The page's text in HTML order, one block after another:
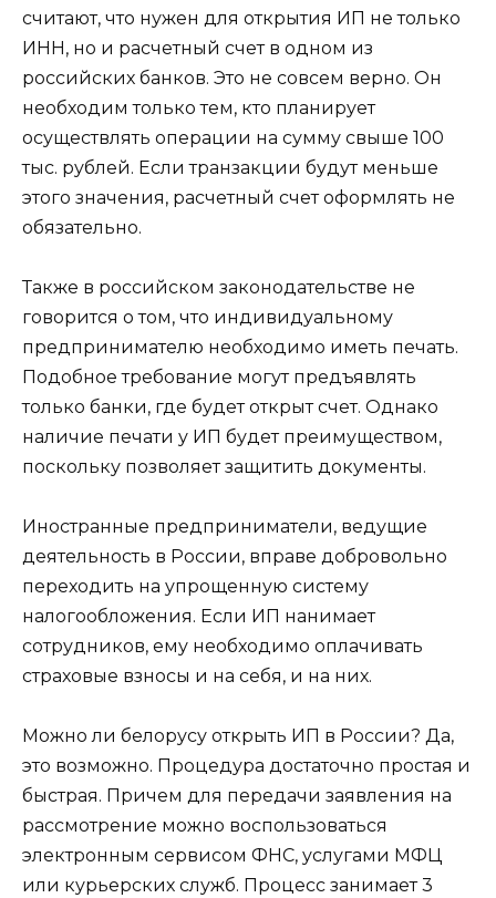
считают, что нужен для открытия ИП не только
ИНН, но и расчетный счет в одном из
российских банков. Это не совсем верно. Он
необходим только тем, кто планирует
осуществлять операции на сумму свыше 100
тыс. рублей. Если транзакции будут меньше
этого значения, расчетный счет оформлять не
обязательно.
Также в российском законодательстве не
говорится о том, что индивидуальному
предпринимателю необходимо иметь печать.
Подобное требование могут предъявлять
только банки, где будет открыт счет. Однако
наличие печати у ИП будет преимуществом,
поскольку позволяет защитить документы.
Иностранные предприниматели, ведущие
деятельность в России, вправе добровольно
переходить на упрощенную систему
налогообложения. Если ИП нанимает
сотрудников, ему необходимо оплачивать
страховые взносы и на себя, и на них.
Можно ли белорусу открыть ИП в России? Да,
это возможно. Процедура достаточно простая и
быстрая. Причем для передачи заявления на
рассмотрение можно воспользоваться
электронным сервисом ФНС, услугами МФЦ
или курьерских служб. Процесс занимает 3